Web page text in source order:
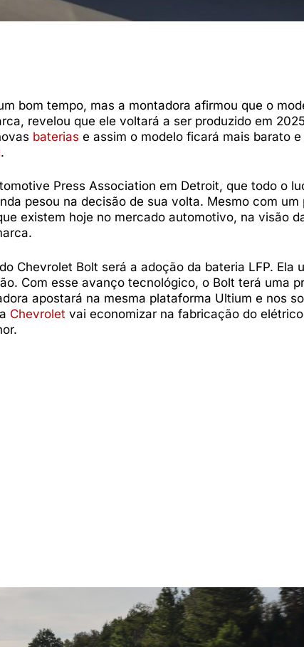
bom tempo, mas a montadora afirmou que o
revelou que ele voltará a ser produzido em
baterias e assim o modelo ficará mais barato
.
Press Association em Detroit, que todo o
pesou na decisão de sua volta. Mesmo com um
existem hoje no mercado automotivo, na visão
Chevrolet Bolt será a adoção da bateria LFP. Ela
Com esse avanço tecnológico, o Bolt terá uma
apostará na mesma plataforma Ultium e nos
Chevrolet vai economizar na fabricação do